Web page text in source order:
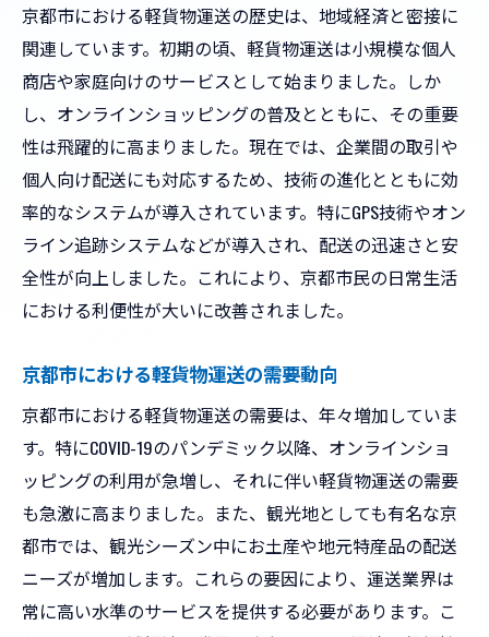
地域住民の生活を支える軽貨物運送の存在
テクノロジーが変える未来の運送サービス
お客様の満足を第一に考える京都市の軽貨物運
送の取り組み
顧客満足度を追求する運送サービス
丁寧な対応がもたらす信頼関係の構築
お客様の声を反映したサービス改善策
迅速な対応で高まる顧客満足度
お客様のニーズに応えるための柔軟な対応
京都市における軽貨物運送の歴史は、地域経済と密接に
関連しています。初期の頃、軽貨物運送は小規模な個人
商店や家庭向けのサービスとして始まりました。しか
し、オンラインショッピングの普及とともに、その重要
性は飛躍的に高まりました。現在では、企業間の取引や
個人向け配送にも対応するため、技術の進化とともに効
率的なシステムが導入されています。特にGPS技術やオン
ライン追跡システムなどが導入され、配送の迅速さと安
全性が向上しました。これにより、京都市民の日常生活
における利便性が大いに改善されました。
京都市における軽貨物運送の需要動向
京都市における軽貨物運送の需要は、年々増加していま
す。特にCOVID-19のパンデミック以降、オンラインショ
ッピングの利用が急増し、それに伴い軽貨物運送の需要
も急激に高まりました。また、観光地としても有名な京
都市では、観光シーズン中にお土産や地元特産品の配送
ニーズが増加します。これらの要因により、運送業界は
常に高い水準のサービスを提供する必要があります。こ